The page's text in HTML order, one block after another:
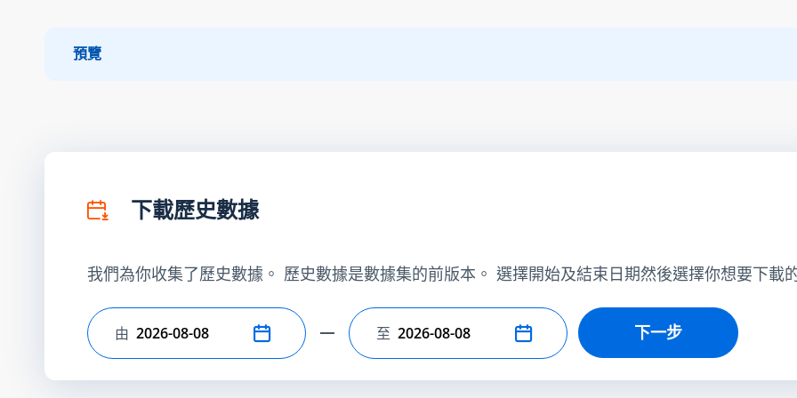
預覽
下載歷史數據
我們為你收集了歷史數據。 歷史數據是數據集的前版本。 選擇開始及結束日期然後選擇你想要下載
選擇開始日期
由 選擇結束日期
至 下一步